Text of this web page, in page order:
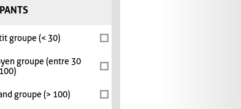
groupe (< 30)
groupe (entre 30
groupe (> 100)